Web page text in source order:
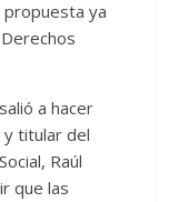
propuesta ya
a hacer
y titular del
Raúl
que las